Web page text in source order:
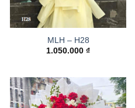
MLH – H28
1.050.000 ₫